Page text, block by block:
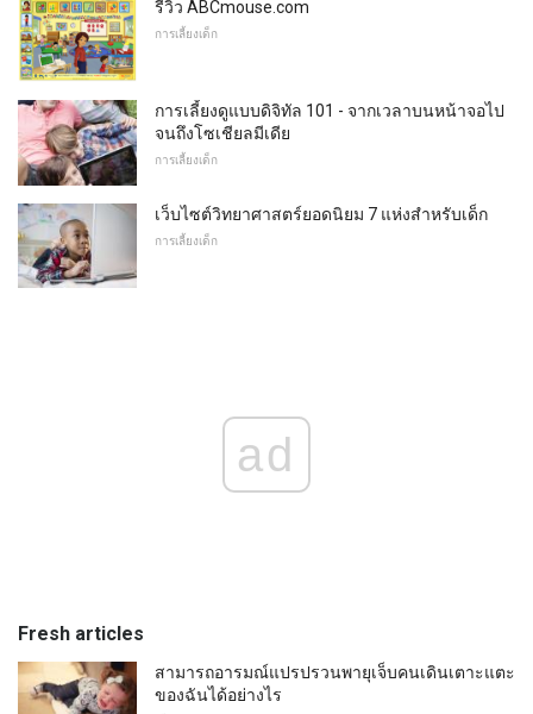
รีวิว ABCmouse.com
การเลี้ยงเด็ก
การเลี้ยงดูแบบดิจิทัล 101 - จากเวลาบนหน้าจอไป
จนถึงโซเชียลมีเดีย
การเลี้ยงเด็ก
เว็บไซต์วิทยาศาสตร์ยอดนิยม 7 แห่งสำหรับเด็ก
การเลี้ยงเด็ก
ad
Fresh articles
สามารถอารมณ์แปรปรวนพายุเจ็บคนเดินเตาะแตะ
ของฉันได้อย่างไร